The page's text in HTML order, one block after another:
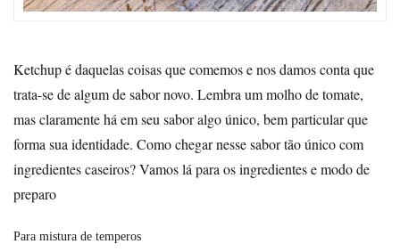
Ketchup é daquelas coisas que comemos e nos damos conta que
trata-se de algum de sabor novo. Lembra um molho de tomate,
mas claramente há em seu sabor algo único, bem particular que
forma sua identidade. Como chegar nesse sabor tão único com
ingredientes caseiros? Vamos lá para os ingredientes e modo de
preparo
Para mistura de temperos